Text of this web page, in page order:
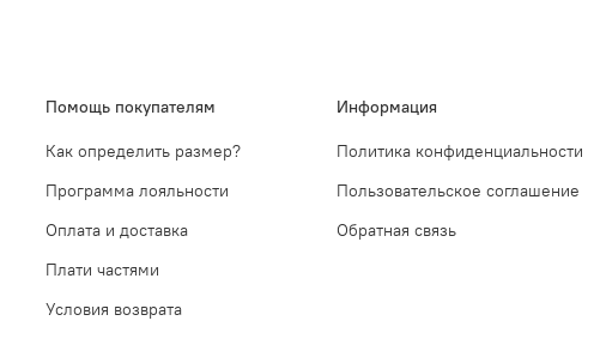
Помощь покупателям
Как определить размер?
Программа лояльности
Оплата и доставка
Плати частями
Условия возврата
Информация
Политика конфиденциальности
Пользовательское соглашение
Обратная связь